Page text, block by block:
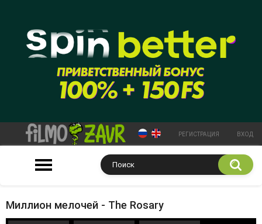
РЕГИСТРАЦИЯ ВХОД
Миллион мелочей - The Rosary